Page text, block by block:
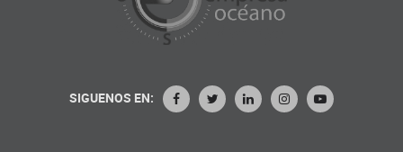
SIGUENOS EN: